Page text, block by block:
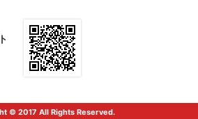
© 2017 All Rights Reserved.